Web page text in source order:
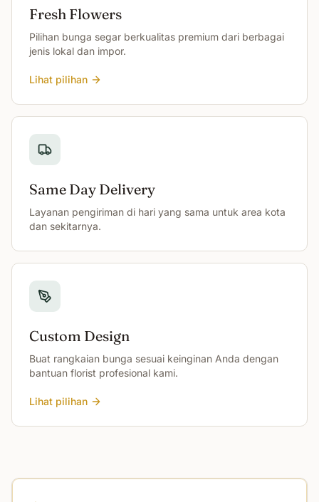
Fresh Flowers
Pilihan bunga segar berkualitas premium dari berbagai
jenis lokal dan impor.
Lihat pilihan
Same Day Delivery
Layanan pengiriman di hari yang sama untuk area kota
dan sekitarnya.
Custom Design
Buat rangkaian bunga sesuai keinginan Anda dengan
bantuan florist profesional kami.
Lihat pilihan